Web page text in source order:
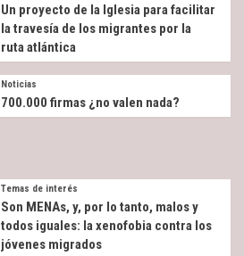
Un proyecto de la Iglesia para facilitar
la travesía de los migrantes por la
ruta atlántica
Noticias
700.000 firmas ¿no valen nada?
Temas de interés
Son MENAs, y, por lo tanto, malos y
todos iguales: la xenofobia contra los
jóvenes migrados